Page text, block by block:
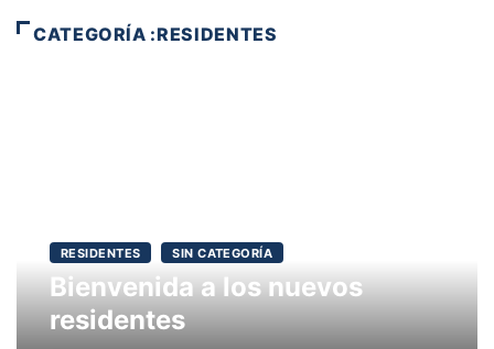
CATEGORÍA :RESIDENTES
RESIDENTES SIN CATEGORÍA
Bienvenida a los nuevos
residentes